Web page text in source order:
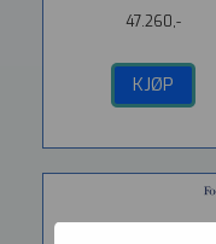
47.260,-
KJØP